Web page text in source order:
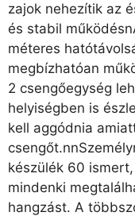
zajok nehezítik az
és stabil
méteres
megbízhatóan
2 csengőegység
helyiségben is
kell aggódnia
készülék 60
mindenki
hangzást. A